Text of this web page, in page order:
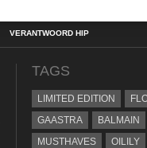
VERANTWOORD HIP
TAGS
LIMITED EDITION
GAASTRA
BALMAIN
MUSTHAVES
OILILY